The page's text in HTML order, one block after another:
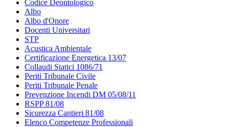
Codice Deontologico
Albo
Albo d'Onore
Docenti Universitari
STP
Acustica Ambientale
Certificazione Energetica 13/07
Collaudi Statici 1086/71
Periti Tribunale Civile
Periti Tribunale Penale
Prevenzione Incendi DM 05/08/11
RSPP 81/08
Sicurezza Cantieri 81/08
Elenco Competenze Professionali